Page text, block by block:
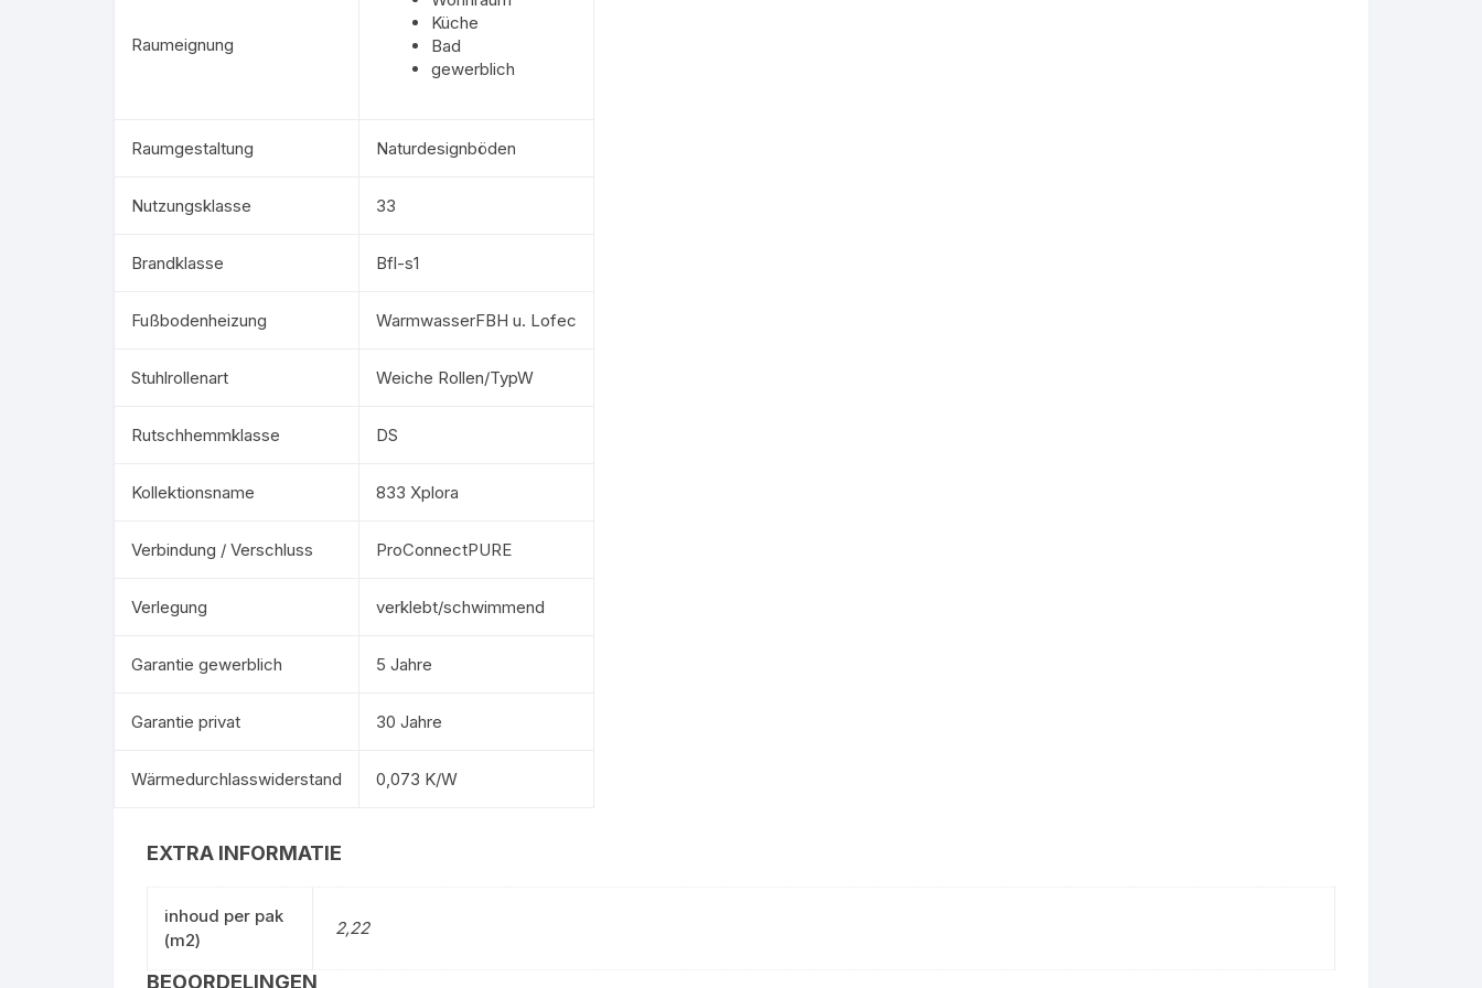
Raumeignung
Küche
Bad
gewerblich
Raumgestaltung Naturdesignböden
Nutzungsklasse 33
Brandklasse Bfl-s1
Fußbodenheizung WarmwasserFBH u. Lofec
Stuhlrollenart Weiche Rollen/TypW
Rutschhemmklasse DS
Kollektionsname 833 Xplora
Verbindung / Verschluss ProConnectPURE
Verlegung verklebt/schwimmend
Garantie gewerblich 5 Jahre
Garantie privat 30 Jahre
Wärmedurchlasswiderstand 0,073 K/W
EXTRA INFORMATIE
inhoud per pak
(m2)
2,22
BEOORDELINGEN